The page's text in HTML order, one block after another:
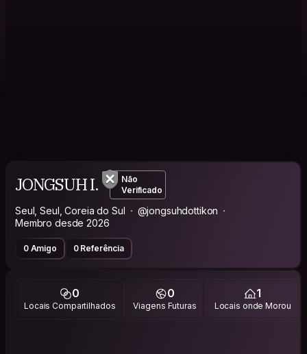
JONGSUH I.
Não
Verificado
Seul, Seul, Coreia do Sul
@jongsuhdottikon
Membro desde 2026
0 Amigo 0 Referência
0
Locais Compartilhados
0
Viagens Futuras
1
Locais onde Morou